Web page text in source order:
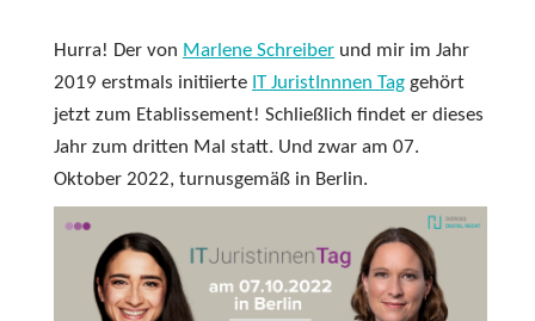
Hurra! Der von Marlene Schreiber und mir im Jahr
2019 erstmals initiierte IT JuristInnnen Tag gehört
jetzt zum Etablissement! Schließlich findet er dieses
Jahr zum dritten Mal statt. Und zwar am 07.
Oktober 2022, turnusgemäß in Berlin.